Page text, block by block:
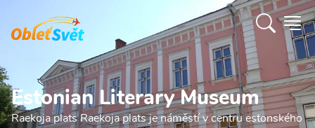
Estonian Literary Museum
Raekoja plats Raekoja plats je náměstí v centru estonského